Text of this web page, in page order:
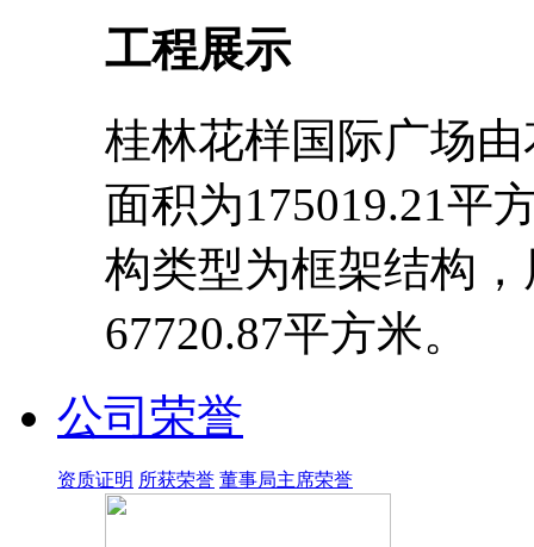
工程展示
桂林花样国际广场
面积为175019.21平
构类型为框架结构
67720.87平方米。
公司荣誉
资质证明 所获荣誉 董事局主席荣誉